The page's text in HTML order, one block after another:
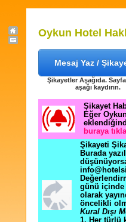
Oykun Hotel
Mesaj Yaz /
Şikayetler Aşağıda.
aşağı kaydırın.
Şikayet
Eğer
buraya
Şikayeti
Burada
günü içinde
olarak
öncelikli
Kural Dışı
1. Her türlü